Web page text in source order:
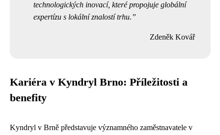
technologických inovací, které propojuje globální
expertízu s lokální znalostí trhu.
Zdeněk Kovář
Kariéra v Kyndryl Brno: Příležitosti a
benefity
Kyndryl v Brně představuje významného zaměstnavatele v